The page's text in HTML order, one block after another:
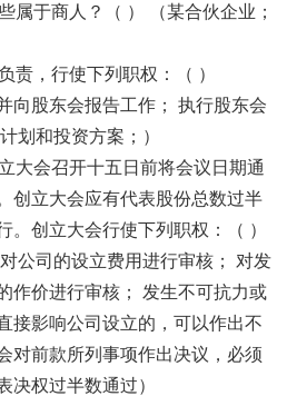
属于商人？（ ） （某合伙企业；
责，行使下列职权：（ ）
向股东会报告工作； 执行股东会
划和投资方案；）
大会召开十五日前将会议日期通
创立大会应有代表股份总数过半
。创立大会行使下列职权：（ ）
公司的设立费用进行审核； 对发
作价进行审核； 发生不可抗力或
接影响公司设立的，可以作出不
对前款所列事项作出决议，必须
决权过半数通过）